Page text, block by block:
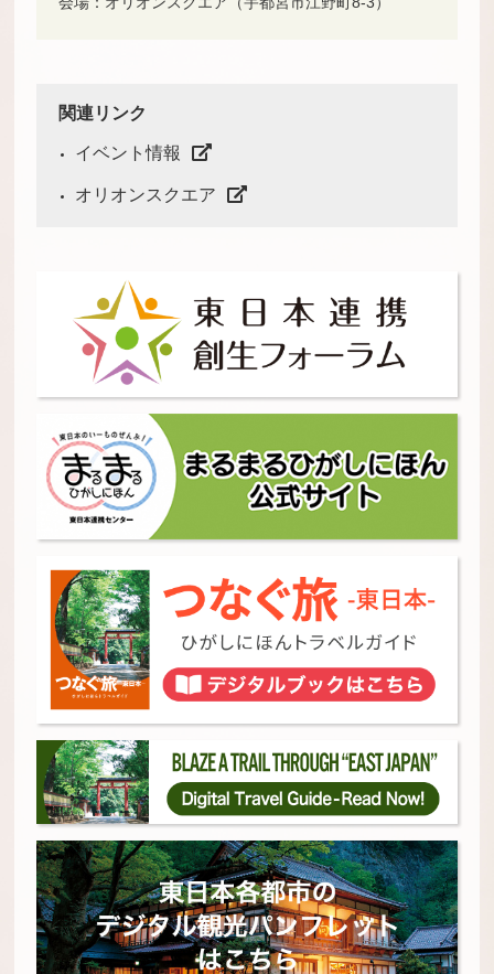
関連リンク
イベント情報
オリオンスクエア